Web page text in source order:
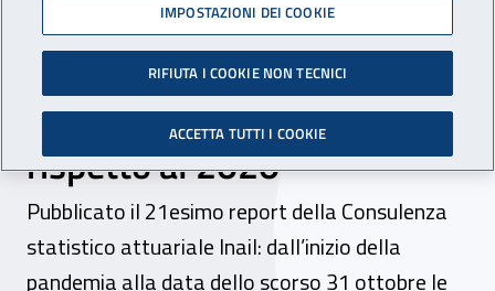
Covid-19, nei primi 10 mesi
dell’anno i contagi sul
lavoro in calo del 57,2%
rispetto al 2020
Pubblicato il 21esimo report della Consulenza
statistico attuariale Inail: dall’inizio della
pandemia alla data dello scorso 31 ottobre le
IMPOSTAZIONI DEI COOKIE
RIFIUTA I COOKIE NON TECNICI
ACCETTA TUTTI I COOKIE